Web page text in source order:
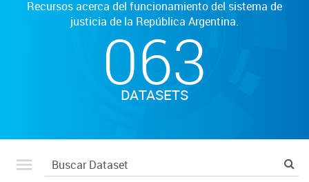
Recursos acerca del funcionamiento del sistema de
justicia de la República Argentina.
063
DATASETS